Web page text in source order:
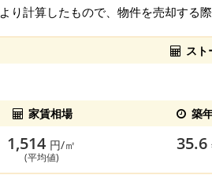
り計算したもので、物件を売却する
スト
家賃相場
築
1,514 円/㎡
(平均値)
35.6